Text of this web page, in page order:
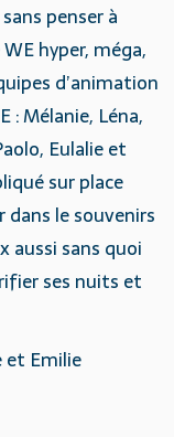
penser à
hyper, méga,
d’animation
Mélanie, Léna,
Eulalie et
sur place
dans le souvenirs
aussi sans quoi
ses nuits et
et Emilie